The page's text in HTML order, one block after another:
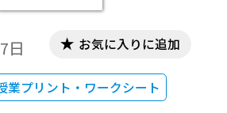
日
業プリント・ワークシート
お気に入りに追加